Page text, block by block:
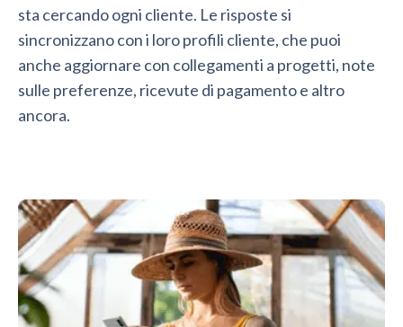
sta cercando ogni cliente. Le risposte si
sincronizzano con i loro profili cliente, che puoi
anche aggiornare con collegamenti a progetti, note
sulle preferenze, ricevute di pagamento e altro
ancora.